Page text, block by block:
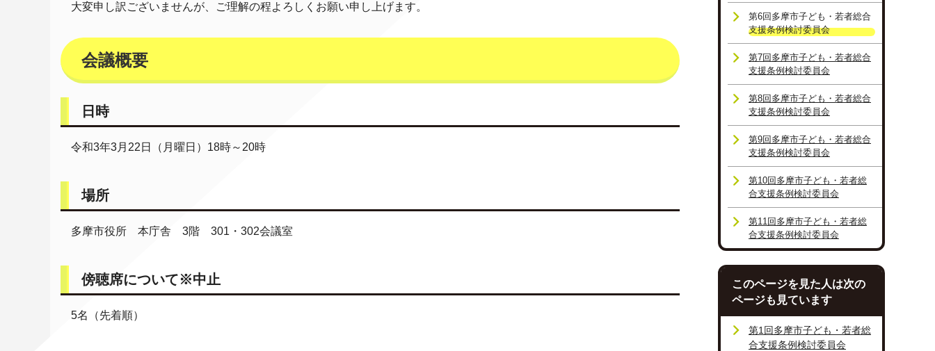
大変申し訳ございませんが、ご理解の程よろしくお願い申し上げます。
会議概要
日時
令和3年3月22日（月曜日）18時～20時
場所
多摩市役所 本庁舎 3階 301・302会議室
傍聴席について※中止
5名（先着順）
第6回多摩市子ども・若者総合
支援条例検討委員会
第7回多摩市子ども・若者総合
支援条例検討委員会
第8回多摩市子ども・若者総合
支援条例検討委員会
第9回多摩市子ども・若者総合
支援条例検討委員会
第10回多摩市子ども・若者総
合支援条例検討委員会
第11回多摩市子ども・若者総
合支援条例検討委員会
このページを見た人は次の
ページも見ています
第1回多摩市子ども・若者総
合支援条例検討委員会